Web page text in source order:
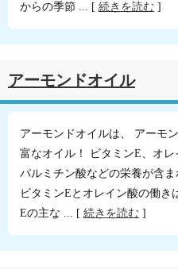
からの季節 ... [ 続きを読む ]
アーモンドオイル
アーモンドオイルは、 アーモ
富なオイル！ ビタミンE、オレ
パルミチン酸などの栄養が含
ビタミンEとオレイン酸の働き
Eの主な ... [ 続きを読む ]